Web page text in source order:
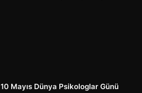
10 Mayıs Dünya Psikologlar Günü